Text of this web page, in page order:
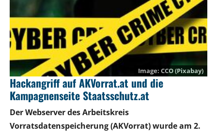
CCO (Pixabay)
Hackangriff auf AKVorrat.at und die
Kampagnenseite Staatsschutz.at
Der Webserver des Arbeitskreis
Vorratsdatenspeicherung (AKVorrat) wurde am 2.